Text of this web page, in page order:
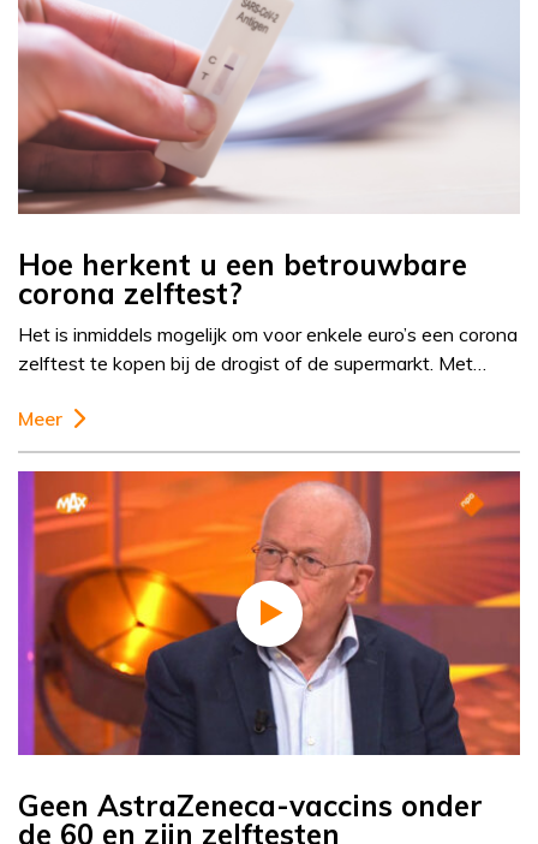
Hoe herkent u een betrouwbare
corona zelftest?
Het is inmiddels mogelijk om voor enkele euro’s een corona
zelftest te kopen bij de drogist of de supermarkt. Met…
Meer
Geen AstraZeneca-vaccins onder
de 60 en zijn zelftesten